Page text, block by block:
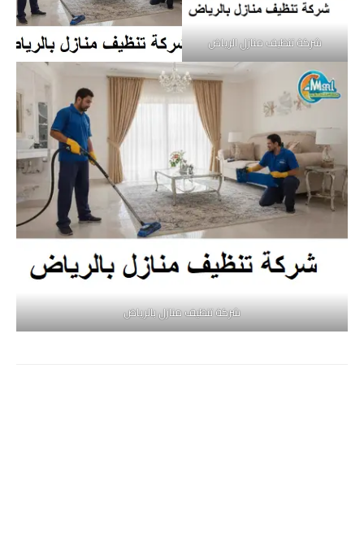
شركة تنظيف منازل الرياض
شركة تنظيف منازل بالرياض